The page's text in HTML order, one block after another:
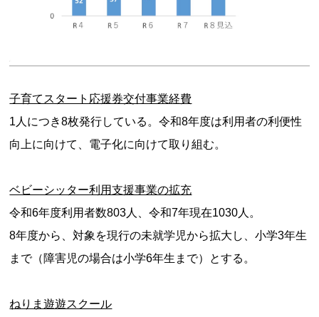
子育てスタート応援券交付事業経費
1人につき8枚発行している。令和8年度は利用者の利便性
向上に向けて、電子化に向けて取り組む。
ベビーシッター利用支援事業の拡充
令和6年度利用者数803人、令和7年現在1030人。
8年度から、対象を現行の未就学児から拡大し、小学3年生
まで（障害児の場合は小学6年生まで）とする。
ねりま遊遊スクール